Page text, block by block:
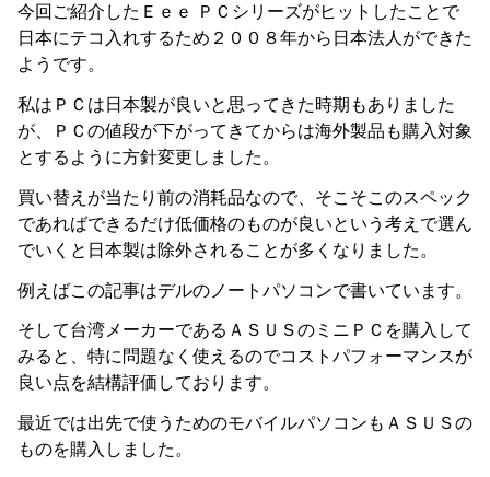
今回ご紹介したＥｅｅ ＰＣシリーズがヒットしたことで
日本にテコ入れするため２００８年から日本法人ができた
ようです。
私はＰＣは日本製が良いと思ってきた時期もありました
が、ＰＣの値段が下がってきてからは海外製品も購入対象
とするように方針変更しました。
買い替えが当たり前の消耗品なので、そこそこのスペック
であればできるだけ低価格のものが良いという考えで選ん
でいくと日本製は除外されることが多くなりました。
例えばこの記事はデルのノートパソコンで書いています。
そして台湾メーカーであるＡＳＵＳのミニＰＣを購入して
みると、特に問題なく使えるのでコストパフォーマンスが
良い点を結構評価しております。
最近では出先で使うためのモバイルパソコンもＡＳＵＳの
ものを購入しました。